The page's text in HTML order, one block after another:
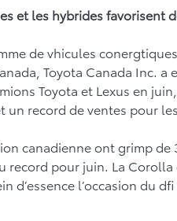
et les hybrides favorisent
de vhicules
Toyota Canada Inc.
Toyota et Lexus en
record de ventes pour
canadienne ont grimp de
record pour juin. La
d’essence l’occasion du